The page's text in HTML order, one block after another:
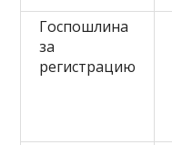
Госпошлина
за
регистрацию